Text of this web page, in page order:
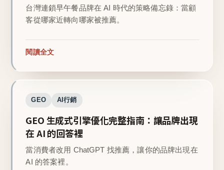
台灣連鎖早午餐品牌在 AI 時代的策略備忘錄：當顧
客從哪家近轉向哪家被推薦。
閱讀全文
GEO AI行銷
GEO 生成式引擎優化完整指南：讓品牌出現
在 AI 的回答裡
當消費者改用 ChatGPT 找推薦，讓你的品牌出現在
AI 的答案裡。